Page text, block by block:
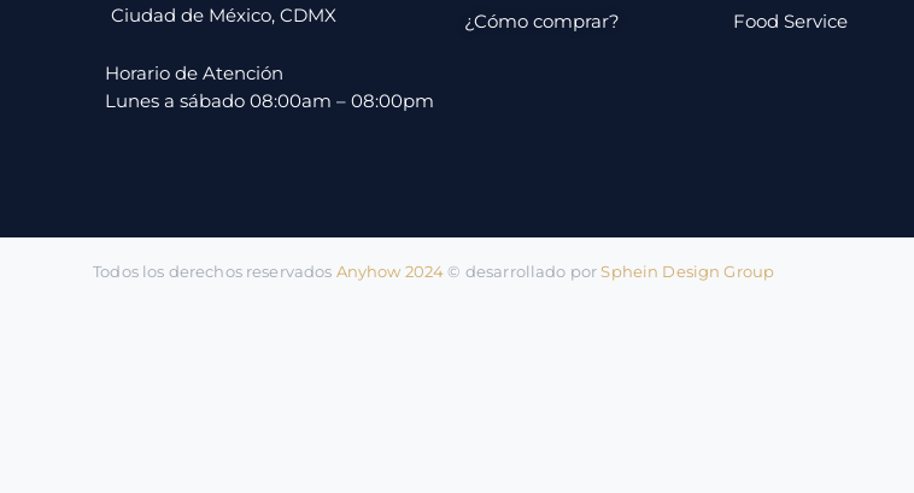
Ciudad de México, CDMX
¿Cómo comprar?
Food Service
Horario de Atención
Lunes a sábado 08:00am – 08:00pm
Todos los derechos reservados Anyhow 2024©️ desarrollado porSphein Design Group
Contacto